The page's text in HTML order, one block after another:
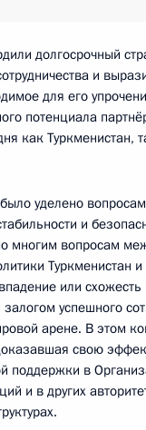
долгосрочный
и
для его
потенциала
как Туркменистан,
уделено
и
многим вопросам
Туркменистан и
или схожесть
успешного
арене. В этом
свою
поддержки в
и в других